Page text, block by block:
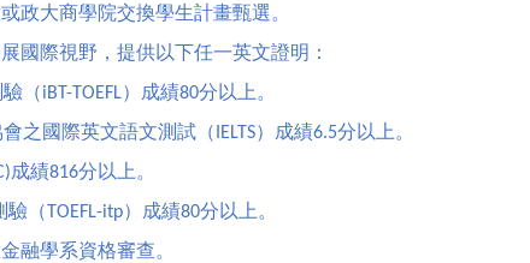
政大商學院交換學生計畫甄選。
國際視野，提供以下任一英文證明：
（iBT-TOEFL）成績80分以上。
之國際英文語文測試（ IELTS）成績6.5分以上。
成績816分以上。
驗（ TOEFL-itp）成績80分以上。
融學系資格審查。